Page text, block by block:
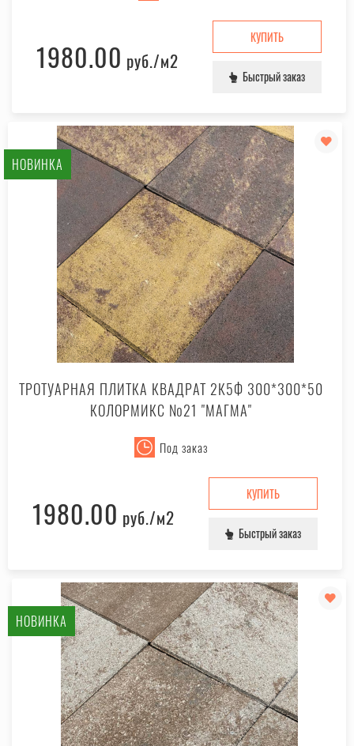
1980.00 руб./м2
КУПИТЬ
Быстрый заказ
НОВИНКА
ТРОТУАРНАЯ ПЛИТКА КВАДРАТ 2К5Ф 300*300*50
КОЛОРМИКС №21 "МАГМА"
Под заказ
1980.00 руб./м2
КУПИТЬ
Быстрый заказ
НОВИНКА